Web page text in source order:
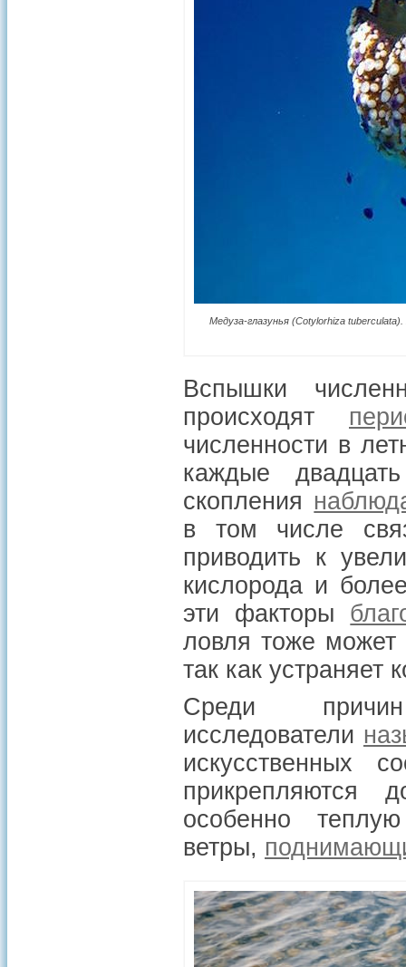
Медуза-глазунья (Cotylorhiza
Вспышки
происходят
численности в
каждые
скопления
в том числе
приводить к
кислорода и
эти факторы
ловля тоже может
так как устраняет
Среди
исследователи
искусственных
прикрепляются
особенно
ветры,